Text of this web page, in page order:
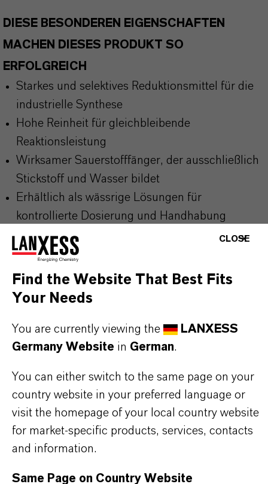
DIESE BESONDEREN EIGENSCHAFTEN
MACHEN DIESES PRODUKT SO
ERFOLGREICH
Starkes und selektives Reduktionsmittel für die
industrielle Synthese
Hohe Reinheit für gleichbleibende
Reaktionsleistung
Wirksamer Sauerstofffänger, der ausschließlich
Stickstoff und Wasser bildet
Erhältlich als wässrige Lösungen für
kontrollierte Dosierung und Handhabung
Bewährte Wirksamkeit in der Polymer-, Chemie-
und Werkstoffindustrie
Sauerstofffänger in Kesselspeisungs- und
Wasseraufbereitungssystemen
Polymerisationsinitiator und Vorläufer für
Treibmittel
Zwischenprodukt in der Produktion von
Anwendungen, die eine starke, kontrollierbare
CLOSE
Find the Website That Best Fits
Your Needs
You are currently viewing the
LANXESS
Germany Website in German.
You can either switch to the same page on your
country website in your preferred language or
visit the homepage of your local country website
for market-specific products, services, contacts
and information.
Same Page on Country Website